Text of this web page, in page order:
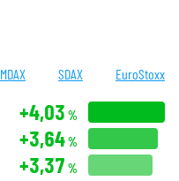
MDAX SDAX EuroStoxx
+4,03 %
+3,64%
+3,37 %